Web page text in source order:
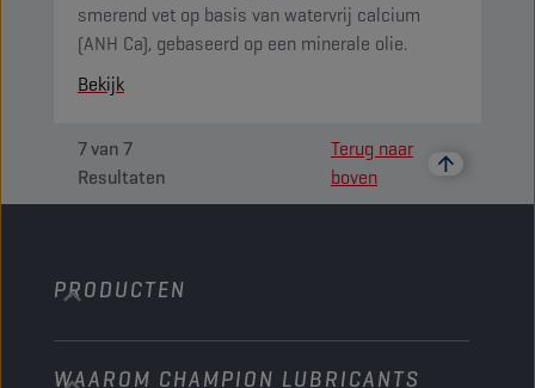
smerend vet op basis van watervrij calcium
(ANH Ca), gebaseerd op een minerale olie.
Bekijk
7van7
Resultaten
Terug naar
boven
PRODUCTEN
Personenwagens
WAAROM CHAMPION LUBRICANTS